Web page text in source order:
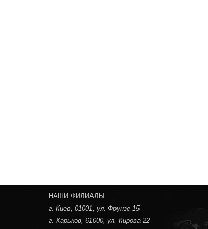
НАШИ ФИЛИАЛЫ:
г. Киев, 01001, ул. Фрунзе 15
г. Харьков, 61000, ул. Кирова 22